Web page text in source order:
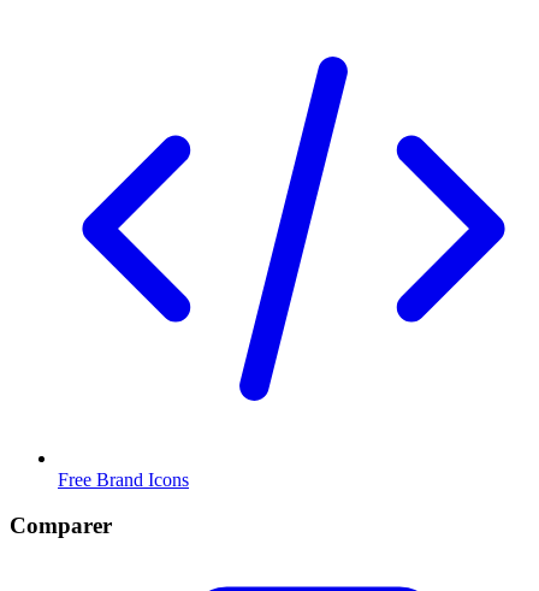
Free Brand Icons
Comparer